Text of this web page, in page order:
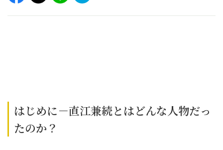
はじめに－直江兼続とはどんな人物だっ
たのか？